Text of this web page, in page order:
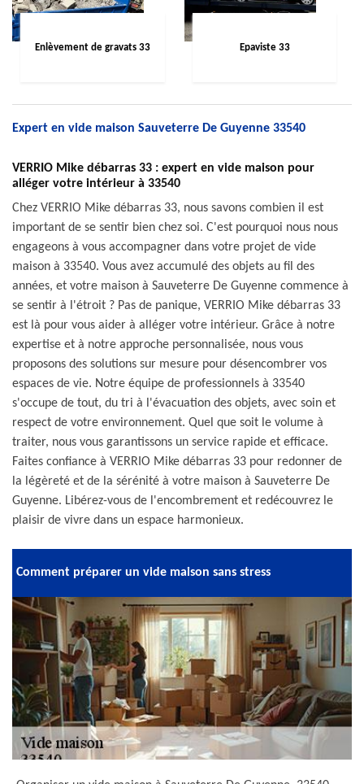
Enlèvement de gravats 33 Epaviste 33
Expert en vide maison Sauveterre De Guyenne 33540
VERRIO Mike débarras 33 : expert en vide maison pour
alléger votre intérieur à 33540
Chez VERRIO Mike débarras 33, nous savons combien il est
important de se sentir bien chez soi. C'est pourquoi nous nous
engageons à vous accompagner dans votre projet de vide
maison à 33540. Vous avez accumulé des objets au fil des
années, et votre maison à Sauveterre De Guyenne commence à
se sentir à l'étroit ? Pas de panique, VERRIO Mike débarras 33
est là pour vous aider à alléger votre intérieur. Grâce à notre
expertise et à notre approche personnalisée, nous vous
proposons des solutions sur mesure pour désencombrer vos
espaces de vie. Notre équipe de professionnels à 33540
s'occupe de tout, du tri à l'évacuation des objets, avec soin et
respect de votre environnement. Quel que soit le volume à
traiter, nous vous garantissons un service rapide et efficace.
Faites confiance à VERRIO Mike débarras 33 pour redonner de
la légèreté et de la sérénité à votre maison à Sauveterre De
Guyenne. Libérez-vous de l'encombrement et redécouvrez le
plaisir de vivre dans un espace harmonieux.
Comment préparer un vide maison sans stress